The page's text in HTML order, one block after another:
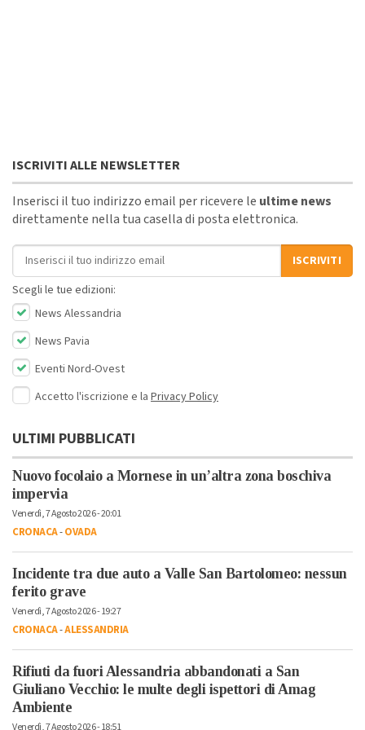
ISCRIVITI ALLE NEWSLETTER
Inserisci il tuo indirizzo email per ricevere le ultime news
direttamente nella tua casella di posta elettronica.
Indirizzo email
ISCRIVITI
Scegli le tue edizioni:
News Alessandria
News Pavia
Eventi Nord-Ovest
Accetto l'iscrizione e la Privacy Policy
ULTIMI PUBBLICATI
Nuovo focolaio a Mornese in un’altra zona boschiva
impervia
Venerdì, 7 Agosto 2026 - 20:01
CRONACA-OVADA
Incidente tra due auto a Valle San Bartolomeo: nessun
ferito grave
Venerdì, 7 Agosto 2026 - 19:27
CRONACA-ALESSANDRIA
Rifiuti da fuori Alessandria abbandonati a San
Giuliano Vecchio: le multe degli ispettori di Amag
Ambiente